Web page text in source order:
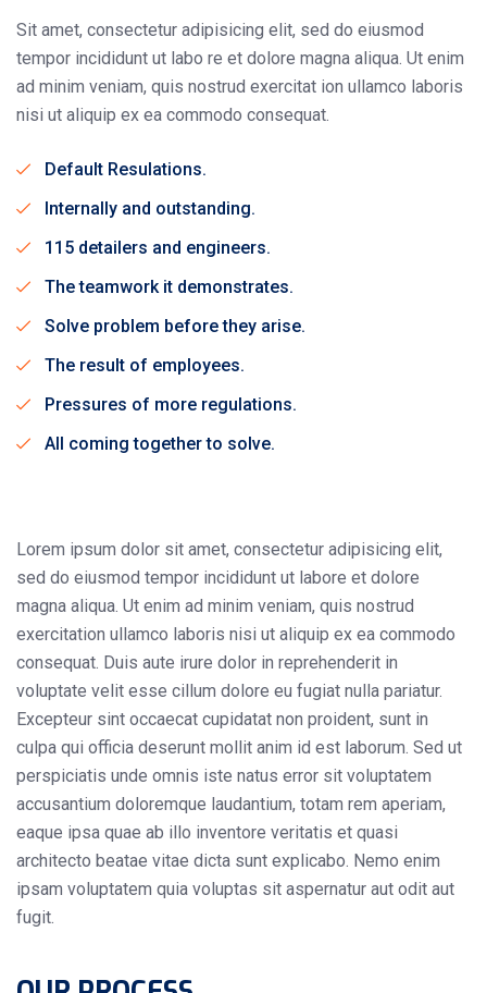
Sit amet, consectetur adipisicing elit, sed do eiusmod
tempor incididunt ut labo re et dolore magna aliqua. Ut enim
ad minim veniam, quis nostrud exercitat ion ullamco laboris
nisi ut aliquip ex ea commodo consequat.
Default Resulations.
Internally and outstanding.
115 detailers and engineers.
The teamwork it demonstrates.
Solve problem before they arise.
The result of employees.
Pressures of more regulations.
All coming together to solve.
Lorem ipsum dolor sit amet, consectetur adipisicing elit,
sed do eiusmod tempor incididunt ut labore et dolore
magna aliqua. Ut enim ad minim veniam, quis nostrud
exercitation ullamco laboris nisi ut aliquip ex ea commodo
consequat. Duis aute irure dolor in reprehenderit in
voluptate velit esse cillum dolore eu fugiat nulla pariatur.
Excepteur sint occaecat cupidatat non proident, sunt in
culpa qui officia deserunt mollit anim id est laborum. Sed ut
perspiciatis unde omnis iste natus error sit voluptatem
accusantium doloremque laudantium, totam rem aperiam,
eaque ipsa quae ab illo inventore veritatis et quasi
architecto beatae vitae dicta sunt explicabo. Nemo enim
ipsam voluptatem quia voluptas sit aspernatur aut odit aut
fugit.